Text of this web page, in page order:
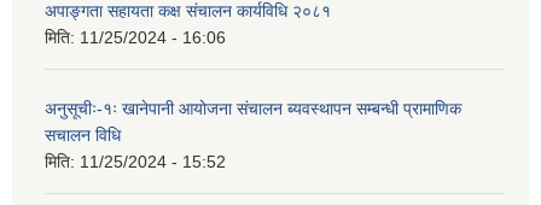
अपाङ्गता सहायता कक्ष संचालन कार्यविधि २०८१
मिति: 11/25/2024 - 16:06
अनुसूचीः-१ः खानेपानी आयोजना संचालन ब्यवस्थापन सम्बन्धी प्रामाणिक
स‌चालन विधि
मिति: 11/25/2024 - 15:52